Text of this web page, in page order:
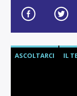
ASCOLTARCI
IL